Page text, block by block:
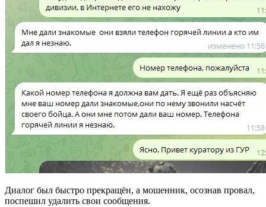
Диалог был быстро прекращён, а мошенник, осознав провал,
поспешил удалить свои сообщения.